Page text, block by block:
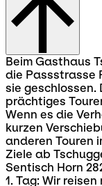
Beim Gasthaus
die Passstrasse
sie geschlossen.
prächtiges
Wenn es die
kurzen
anderen Touren
Ziele ab
Sentisch Horn
1. Tag: Wir